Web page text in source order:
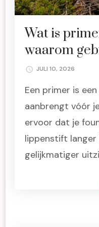
Wat is
waarom
JULI 10, 2026
Een primer is
aanbrengt vóór
ervoor dat je
lippenstift
gelijkmatiger
Lees